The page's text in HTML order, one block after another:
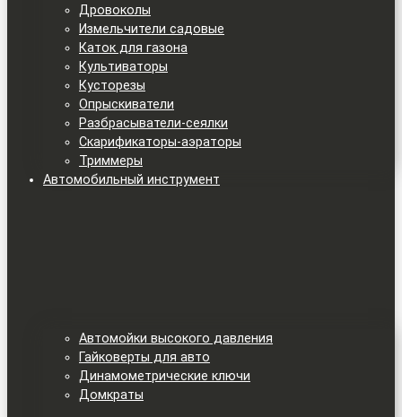
Дровоколы
Измельчители садовые
Каток для газона
Культиваторы
Кусторезы
Опрыскиватели
Разбрасыватели-сеялки
Скарификаторы-аэраторы
Триммеры
Автомобильный инструмент
Автомойки высокого давления
Гайковерты для авто
Динамометрические ключи
Домкраты